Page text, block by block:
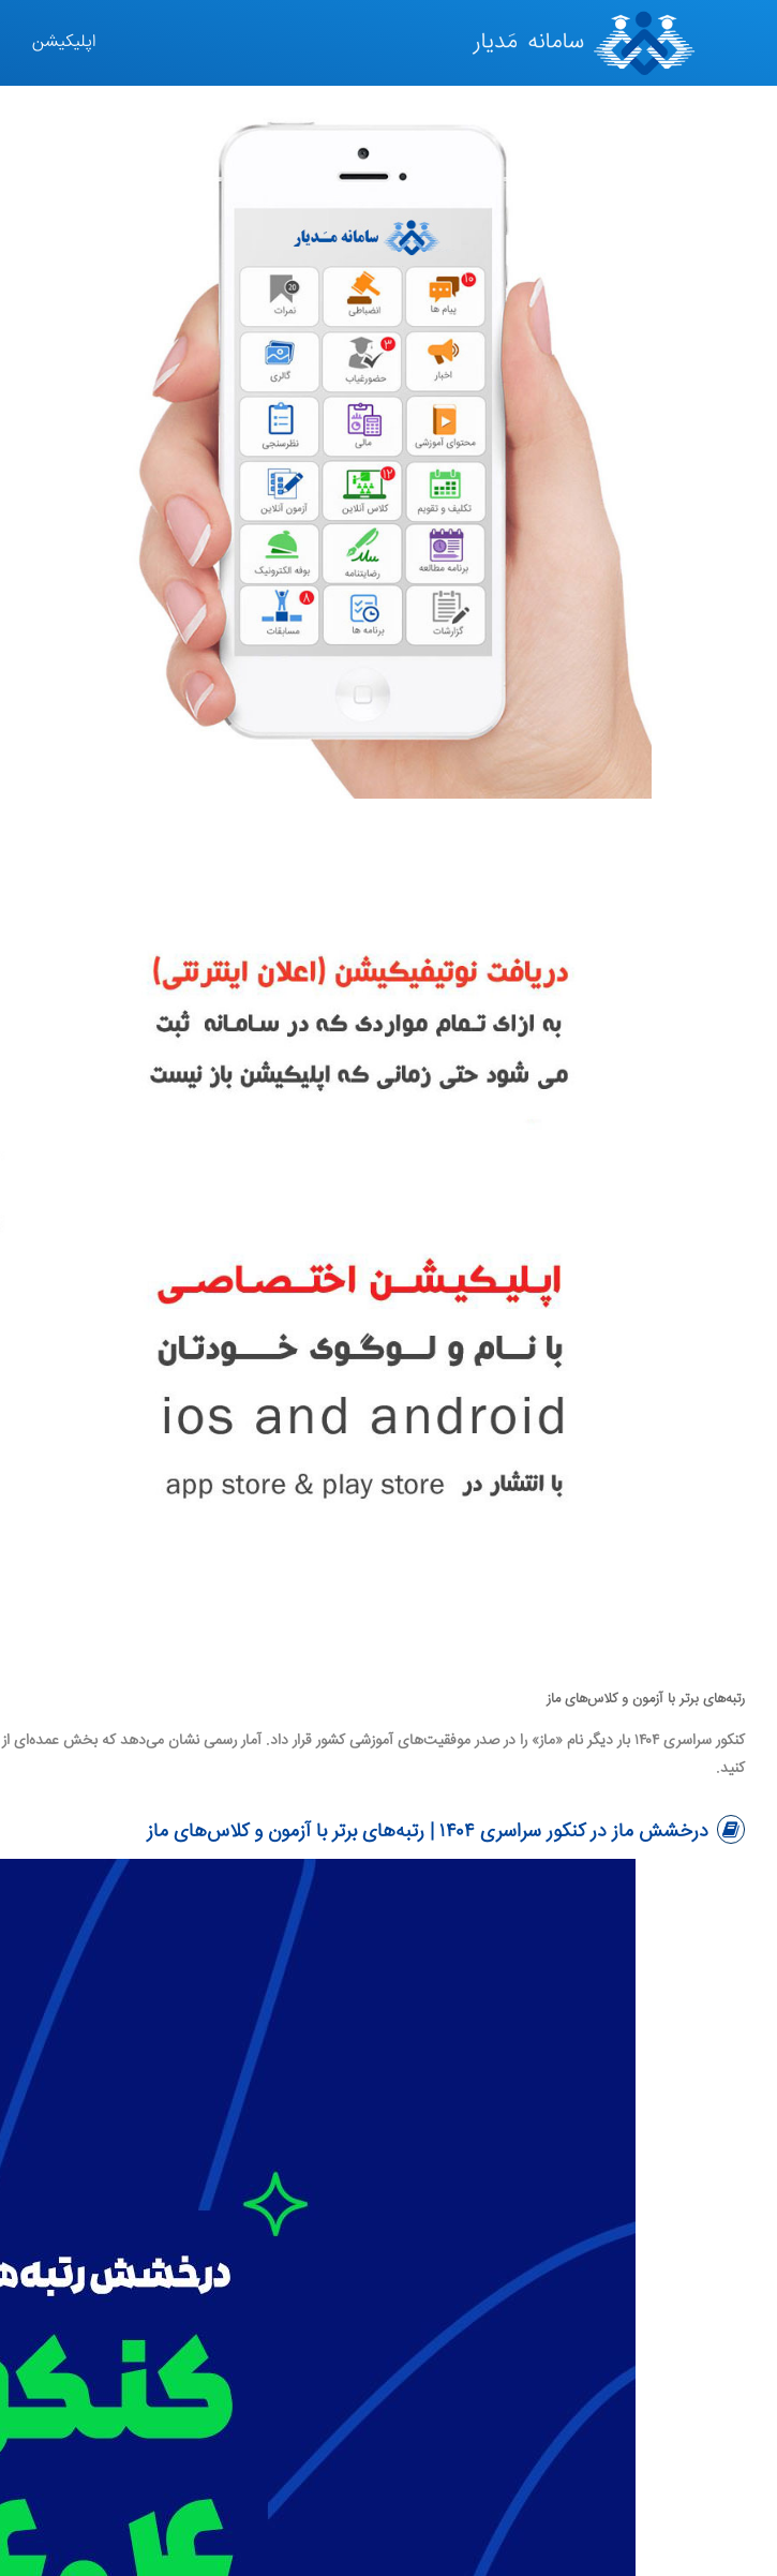
اپلیکیشن
رتبه‌های برتر با آزمون و کلاس‌های ماز
کنکور سراسری ۱۴۰۴ بار دیگر نام «ماز» را در صدر موفقیت‌های آموزشیکشور قرار داد. آمار رسمی نشان می‌دهد که بخش عمده‌ای از
کنید.
درخشش ماز در کنکور سراسری ۱۴۰۴ | رتبه‌های برتر با آزمون و کلاس‌های ماز